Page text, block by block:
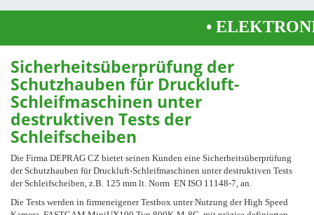
•
Sicherheitsüberprüfung der
Schutzhauben für Druckluft-
Schleifmaschinen unter
destruktiven Tests der
Schleifscheiben
Die Firma DEPRAG CZ bietet seinen Kunden eine Sicherheitsüberprüfung
der Schutzhauben für Druckluft-Schleifmaschinen unter destruktiven Tests
der Schleifscheiben, z.B. 125 mm lt. Norm EN ISO 11148-7, an.
Die Tests werden in firmeneigener Testbox unter Nutzung der High Speed